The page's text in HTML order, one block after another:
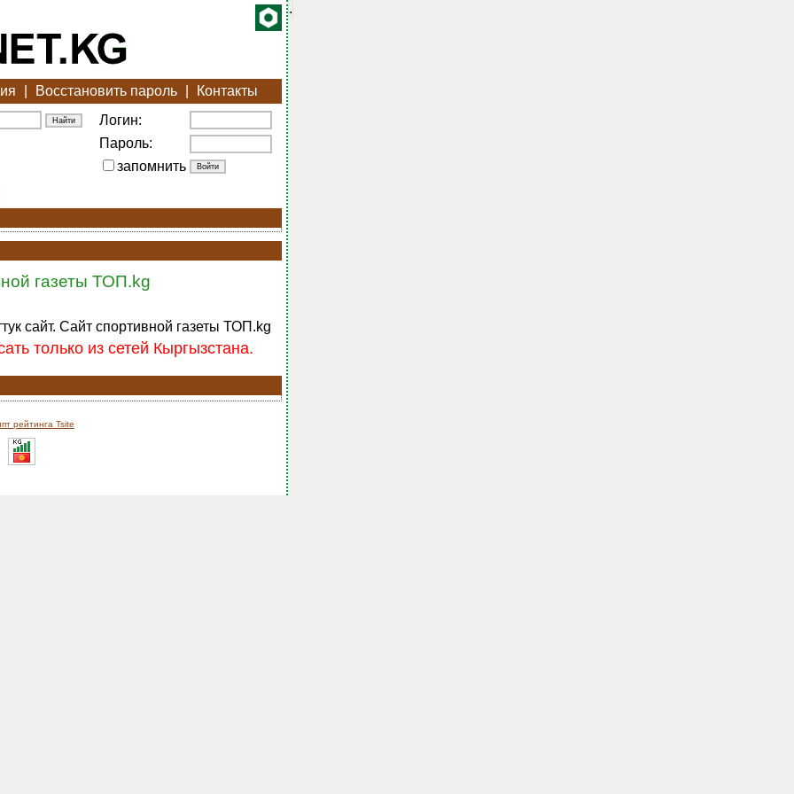
Восстановить пароль
Контакты
Логин:
Пароль:
запомнить
газеты ТОП.kg
сайт. Сайт спортивной газеты ТОП.kg
только из сетей Кыргызстана.
рейтинга Tsite
.